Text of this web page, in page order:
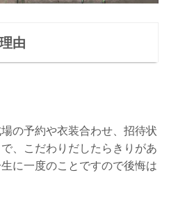
由
の予約や衣装合わせ、招待状
、こだわりだしたらきりがあ
に一度のことですので後悔は